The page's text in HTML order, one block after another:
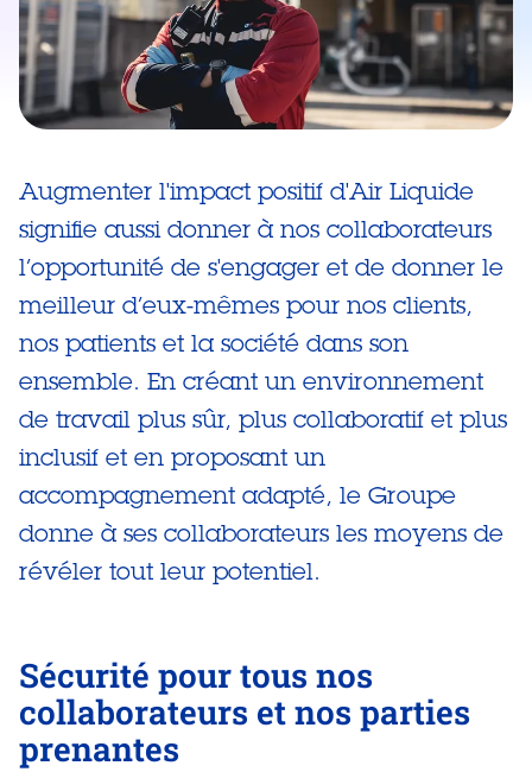
Augmenter l'impact positif d'Air Liquide
signifie aussi donner à nos collaborateurs
l’opportunité de s'engager et de donner le
meilleur d’eux-mêmes pour nos clients,
nos patients et la société dans son
ensemble. En créant un environnement
de travail plus sûr, plus collaboratif et plus
inclusif et en proposant un
accompagnement adapté, le Groupe
donne à ses collaborateurs les moyens de
révéler tout leur potentiel.
Sécurité pour tous nos
collaborateurs et nos parties
prenantes